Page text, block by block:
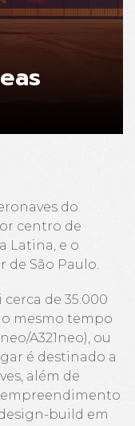
do
centro de
Latina, e o
São Paulo.
de 35.000
mesmo tempo
A321neo), ou
é destinado a
além de
empreendimento
build em